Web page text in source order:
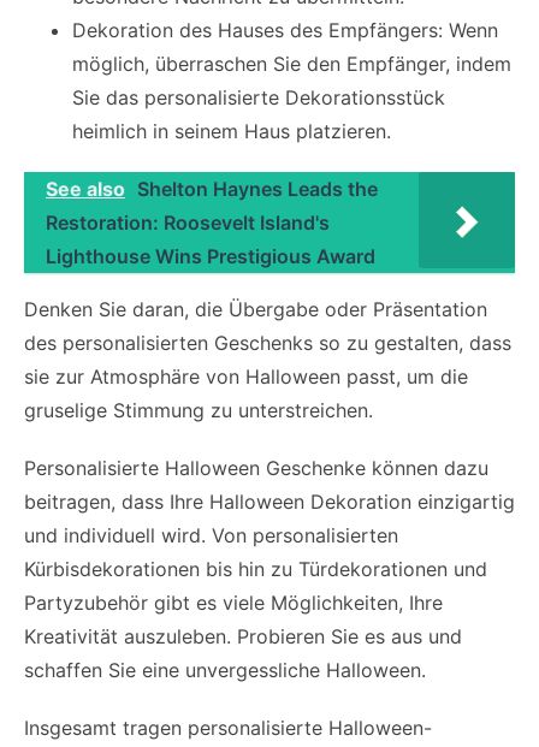
Dekoration des Hauses des Empfängers: Wenn
möglich, überraschen Sie den Empfänger, indem
Sie das personalisierte Dekorationsstück
heimlich in seinem Haus platzieren.
See also Shelton Haynes Leads the
Restoration: Roosevelt Island's
Lighthouse Wins Prestigious Award
Denken Sie daran, die Übergabe oder Präsentation
des personalisierten Geschenks so zu gestalten, dass
sie zur Atmosphäre von Halloween passt, um die
gruselige Stimmung zu unterstreichen.
Personalisierte Halloween Geschenke können dazu
beitragen, dass Ihre Halloween Dekoration einzigartig
und individuell wird. Von personalisierten
Kürbisdekorationen bis hin zu Türdekorationen und
Partyzubehör gibt es viele Möglichkeiten, Ihre
Kreativität auszuleben. Probieren Sie es aus und
schaffen Sie eine unvergessliche Halloween.
Insgesamt tragen personalisierte Halloween-